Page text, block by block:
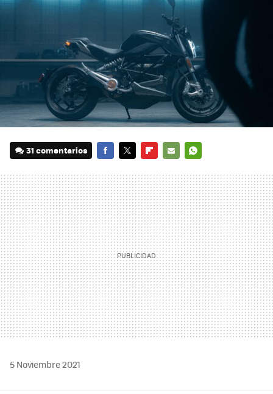
31 comentarios
MAIL
5 Noviembre 2021